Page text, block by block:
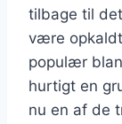
tilbage til
være
populær
hurtigt en
nu en af de